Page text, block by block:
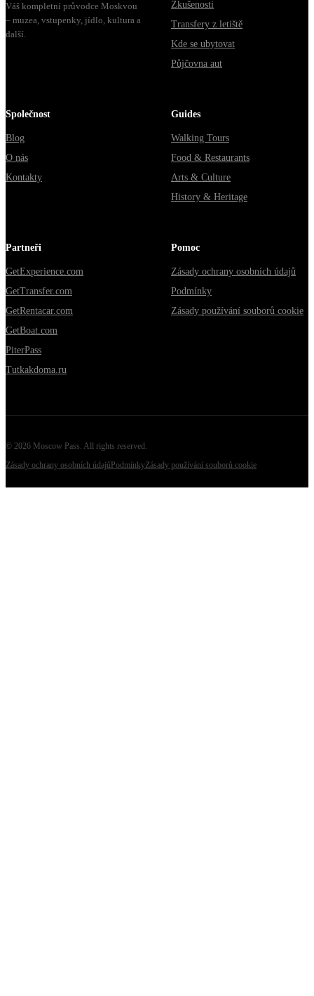
Váš kompletní průvodce Moskvou
– muzea, vstupenky, jídlo, kultura a
další.
Zkušenosti
Transfery z letiště
Kde se ubytovat
Půjčovna aut
Společnost
Blog
O nás
Kontakty
Guides
Walking Tours
Food & Restaurants
Arts & Culture
History & Heritage
Partneři
GetExperience.com
GetTransfer.com
GetRentacar.com
GetBoat.com
PiterPass
Tutkakdoma.ru
Pomoc
Zásady ochrany osobních údajů
Podmínky
Zásady používání souborů cookie
© 2026 Moscow Pass . All rights reserved.
Zásady ochrany osobních údajůPodmínkyZásady používání souborů cookie